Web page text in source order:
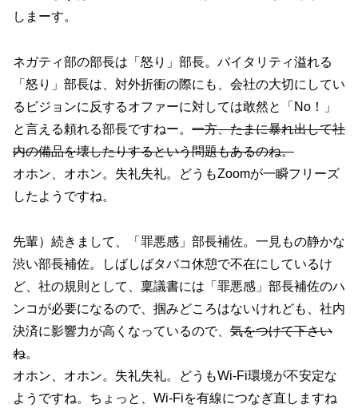
しまーす。
ネガティ部の部長は「怒り」部長。バイタリティ溢れる
「怒り」部長は、対外折衝の際にも、会社の大切にしてい
るビジョンに反するオファーに対しては敢然と「No！」
と言える頼れる部長ですねー。 一方、たまに暴れ出して社
内の備品を壊したりするという問題もあるのね。
オホン、オホン。失礼失礼。どうもZoomが一瞬フリーズ
したようですね。
先輩）続きまして、「罪悪感」部長補佐。一見もの静かな
渋い部長補佐。しばしばタバコ休憩で不在にしているけ
ど、社の規則として、稟議書には「罪悪感」部長補佐のハ
ンコが必要になるので、掴みどころはないけれども、社内
決済に影響力が高くなっているので、 気をつけて下さい
ね。
オホン、オホン。失礼失礼。どうもWi-Fi環境が不安定な
ようですね。ちょっと、Wi-Fiを有線につなぎ直しますね